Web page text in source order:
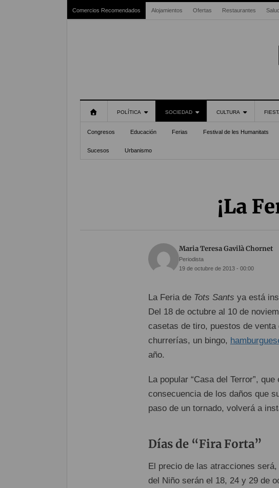
Comercios Recomendados Alojamientos Ofertas Restaurantes
POLÍTICA SOCIEDAD CULTURA
Congresos Educación Ferias Festival de les Humanitats
Sucesos Urbanismo
¡La
Maria Teresa Gavilà Chornet
Periodista
19 de octubre de 2013 - 00:00
La Feria de Tots Sants ya está
Del 18 de octubre al 10 de
casetas de tiro, puestos de
churrerías, un bingo,
año.
La popular “Casa del Terror”,
consecuencia de los daños que
paso de un tornado, volverá a
Días de “Fira Forta”
El precio de las atracciones
del Niño serán el 18, 24 y 29 de